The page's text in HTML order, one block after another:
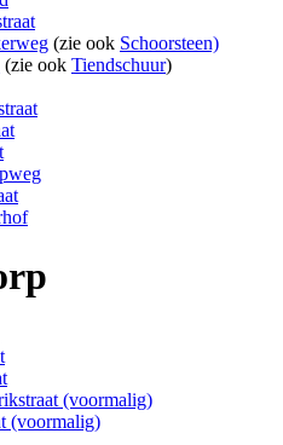
(zie ook Schoorsteen)
(zie ook Tiendschuur)
(voormalig)
(voormalig)